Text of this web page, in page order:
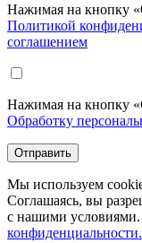
Нажимая на кнопку
Политикой
соглашением
Нажимая на кнопку
Обработку
Отправить
Мы используем
Соглашаясь, вы
с нашими
конфиденциальности.